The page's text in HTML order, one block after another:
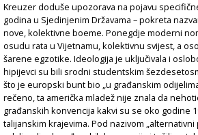
Kreuzer doduše upozorava na pojavu
godina u Sjedinjenim Državama – pokreta
nove, kolektivne boeme. Ponegdje moderni
osudu rata u Vijetnamu, kolektivnu svijest, a
šarene egzotike. Ideologija je uključivala i
hipijevci su bili srodni studentskim
što je europski bunt bio „u građanskim
rečeno, ta američka mladež nije znala da
građanskih konvencija kakvi su se oko godine
talijanskim krajevima. Pod nazivom